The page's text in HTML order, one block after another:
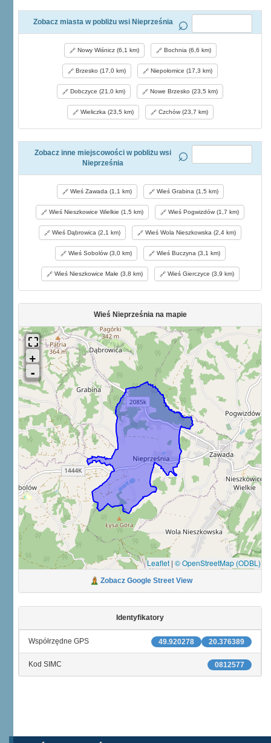
Zobacz miasta w pobliżu wsi Nieprześnia
Nowy Wiśnicz (6,1 km) Bochnia (6,6 km)
Brzesko (17,0 km) Niepołomice (17,3 km)
Dobczyce (21,0 km) Nowe Brzesko (23,5 km)
Wieliczka (23,5 km) Czchów (23,7 km)
Zobacz inne miejscowości w pobliżu wsi
Nieprześnia
Wieś Zawada (1,1 km) Wieś Grabina (1,5 km)
Wieś Nieszkowice Wielkie (1,5 km) Wieś Pogwizdów (1,7 km)
Wieś Dąbrowica (2,1 km) Wieś Wola Nieszkowska (2,4 km)
Wieś Sobolów (3,0 km) Wieś Buczyna (3,1 km)
Wieś Nieszkowice Małe (3,8 km) Wieś Gierczyce (3,9 km)
Wieś Nieprześnia na mapie
Leaflet | © OpenStreetMap (ODBL)
Zobacz Google Street View
Identyfikatory
20.376389
49.920278
Współrzędne GPS
0812577
Kod SIMC